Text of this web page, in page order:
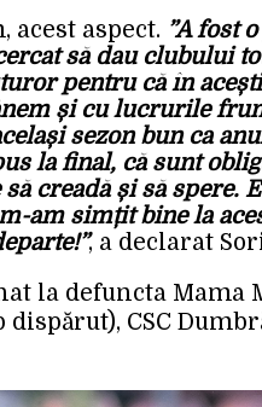
acest aspect. ”A fost
să dau clubului
pentru că în
și cu lucrurile
sezon bun ca
la final, că sunt
creadă și să spere.
am simțit bine la
, a declarat
la defuncta Mama
dispărut), CSC